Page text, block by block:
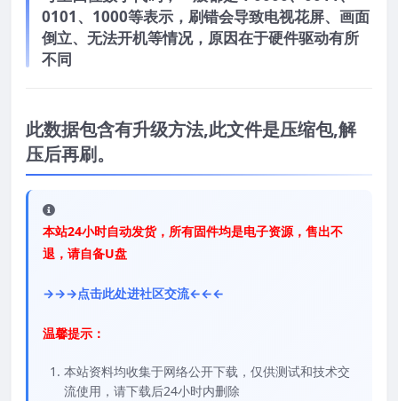
0101、1000等表示，刷错会导致电视花屏、画面
倒立、无法开机等情况，原因在于硬件驱动有所
不同
此数据包含有升级方法,此文件是压缩包,解
压后再刷。
本站24小时自动发货，所有固件均是电子资源，售出不
退，请自备U盘
→→→点击此处进社区交流←←←
温馨提示：
本站资料均收集于网络公开下载，仅供测试和技术交
流使用，请下载后24小时内删除